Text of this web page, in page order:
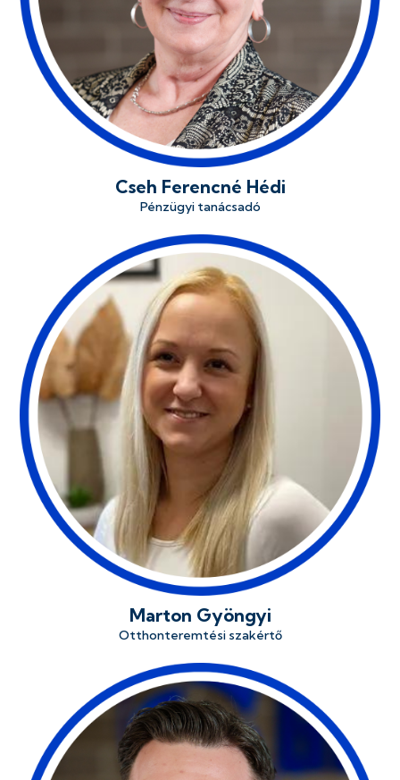
Cseh Ferencné Hédi
Pénzügyi tanácsadó
Marton Gyöngyi
Otthonteremtési szakértő